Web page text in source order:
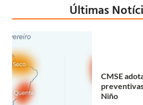
Últimas
CMSE
Niño